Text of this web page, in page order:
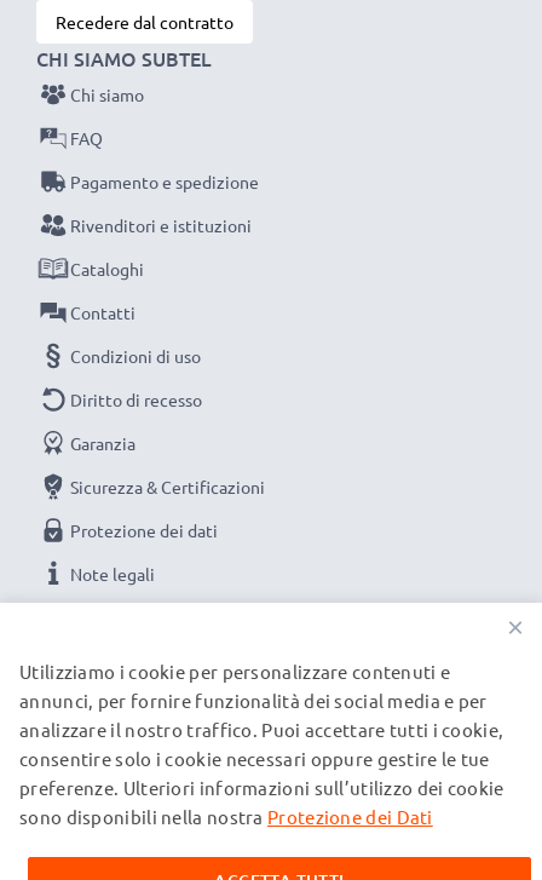
Recedere dal contratto
CHI SIAMO SUBTEL
Chi siamo
FAQ
Pagamento e spedizione
Rivenditori e istituzioni
Cataloghi
Contatti
Condizioni di uso
Diritto di recesso
Garanzia
Sicurezza & Certificazioni
Protezione dei dati
Note legali
I NOSTRI PARTNER DI SPEDIZIONE
© subtel.it 2026
spedizione. Si prega di notare che tutti i marchi menzionati
×
Utilizziamo i cookie per personalizzare contenuti e
annunci, per fornire funzionalità dei social media e per
analizzare il nostro traffico. Puoi accettare tutti i cookie,
consentire solo i cookie necessari oppure gestire le tue
preferenze. Ulteriori informazioni sull’utilizzo dei cookie
sono disponibili nella nostra Protezione dei Dati